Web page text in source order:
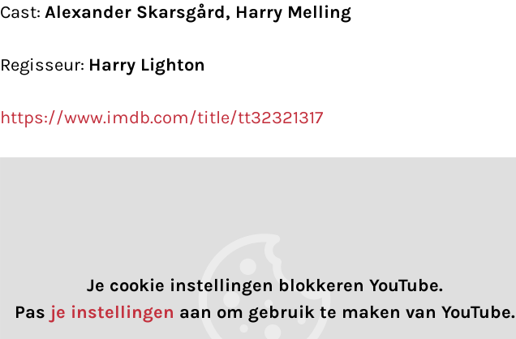
Cast: Alexander Skarsgård, Harry Melling
Regisseur: Harry Lighton
https://www.imdb.com/title/tt32321317
Je cookie instellingen blokkeren YouTube.
Pas je instellingen aan om gebruik te maken van YouTube.